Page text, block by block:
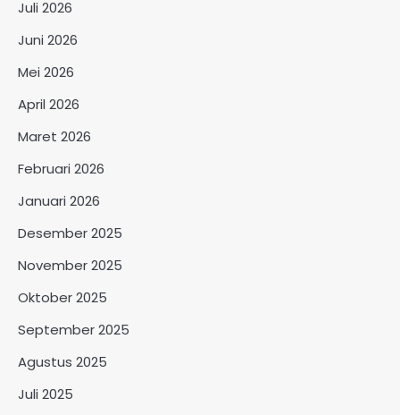
Juli 2026
Juni 2026
Mei 2026
April 2026
Maret 2026
Februari 2026
Januari 2026
Desember 2025
November 2025
Oktober 2025
September 2025
Agustus 2025
Juli 2025